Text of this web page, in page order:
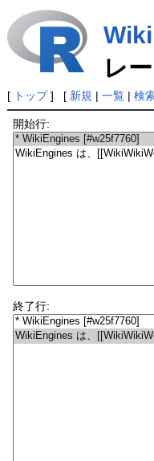
レ
[ トップ] [ 新規 | 一覧| 検
開始行:
終了行: